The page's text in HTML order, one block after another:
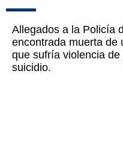
Allegados a la Policía
encontrada muerta de
que sufría violencia
suicidio.